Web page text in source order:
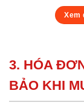
Xem
3. HÓA
BẢO KHI